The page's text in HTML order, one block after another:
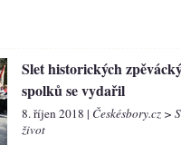
Slet historických
spolků se vydařil
8. říjen 2018 | Českésbory.cz >
život